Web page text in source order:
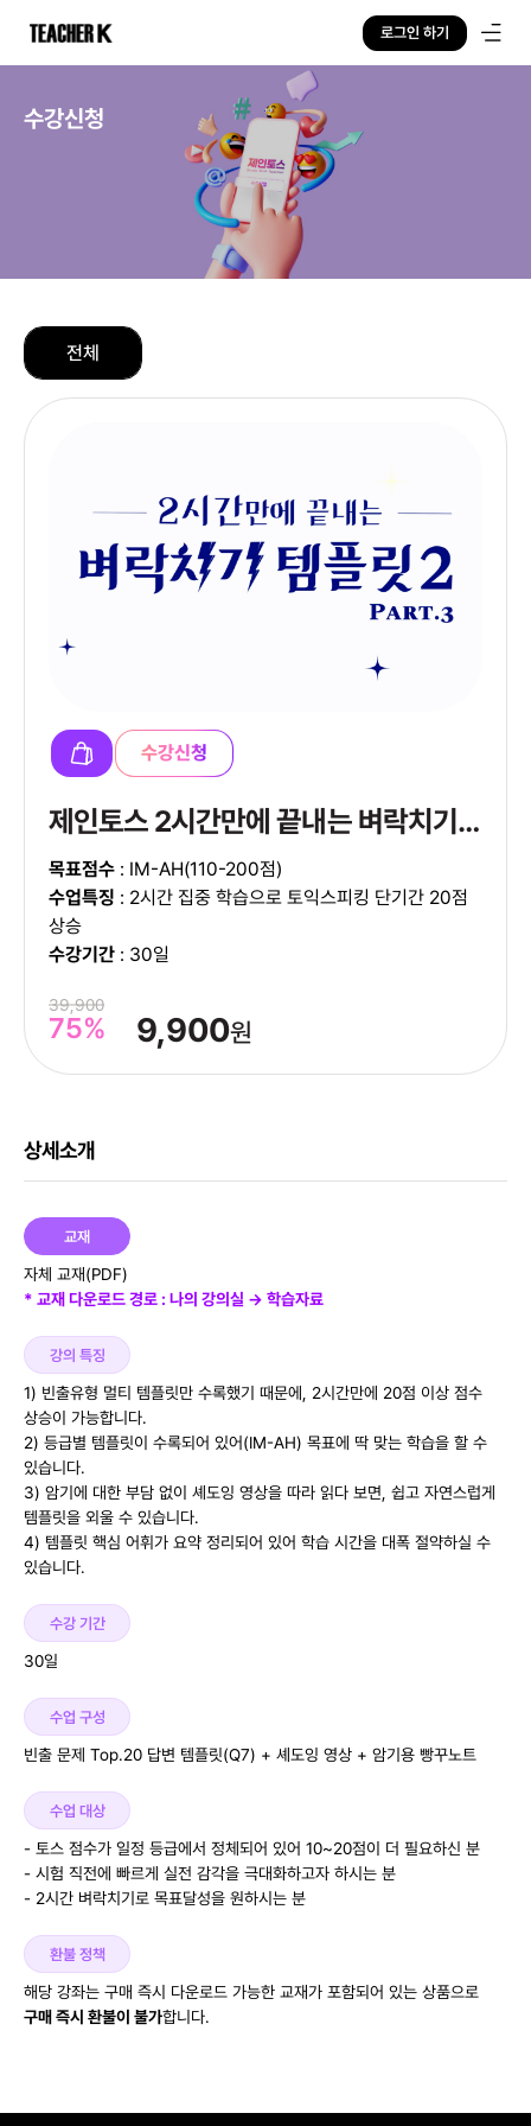
로그인 하기
수강신청
전체
수강신청
제인토스 2시간만에 끝내는 벼락치기 템플릿 Part 3
목표점수 : IM-AH(110-200점)
수업특징 : 2시간 집중 학습으로 토익스피킹 단기간 20점
상승
수강기간 : 30일
39,900
75% 9,900원
상세소개
교재
자체 교재(PDF)
* 교재 다운로드 경로 : 나의 강의실 → 학습자료
강의 특징
1) 빈출유형 멀티 템플릿만 수록했기 때문에, 2시간만에 20점 이상 점수
상승이 가능합니다.
2) 등급별 템플릿이 수록되어 있어(IM-AH) 목표에 딱 맞는 학습을 할 수
있습니다.
3) 암기에 대한 부담 없이 셰도잉 영상을 따라 읽다 보면, 쉽고 자연스럽게
템플릿을 외울 수 있습니다.
4) 템플릿 핵심 어휘가 요약 정리되어 있어 학습 시간을 대폭 절약하실 수
있습니다.
수강 기간
30일
수업 구성
빈출 문제 Top.20 답변 템플릿(Q7) + 셰도잉 영상 + 암기용 빵꾸노트
수업 대상
- 토스 점수가 일정 등급에서 정체되어 있어 10~20점이 더 필요하신 분
- 시험 직전에 빠르게 실전 감각을 극대화하고자 하시는 분
- 2시간 벼락치기로 목표달성을 원하시는 분
환불 정책
해당 강좌는 구매 즉시 다운로드 가능한 교재가 포함되어 있는 상품으로
구매 즉시 환불이 불가합니다.